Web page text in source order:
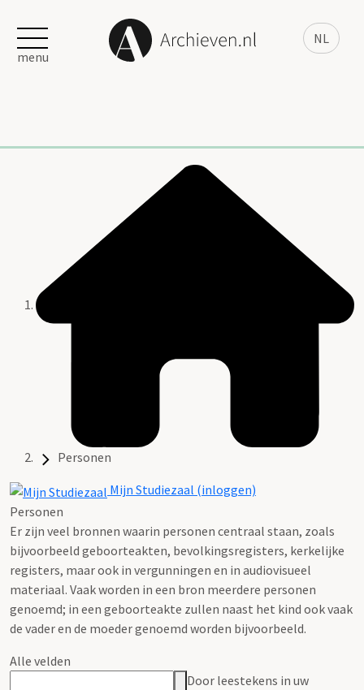
NL
menu
Personen
Mijn Studiezaal (inloggen)
Personen
Er zijn veel bronnen waarin personen centraal staan, zoals
bijvoorbeeld geboorteakten, bevolkingsregisters, kerkelijke
registers, maar ook in vergunningen en in audiovisueel
materiaal. Vaak worden in een bron meerdere personen
genoemd; in een geboorteakte zullen naast het kind ook vaak
de vader en de moeder genoemd worden bijvoorbeeld.
Alle velden
Door leestekens in uw